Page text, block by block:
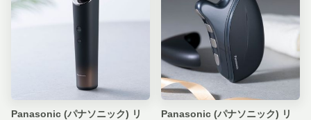
Panasonic (パナソニック) リ
Panasonic (パナソニック) リ